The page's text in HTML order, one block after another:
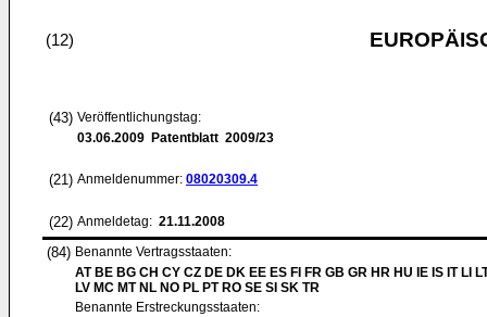
(12)
(43) Veröffentlichungstag:
03.06.2009 Patentblatt 2009/23
(21) Anmeldenummer: 08020309.4
(22) Anmeldetag: 21.11.2008
(84) Benannte Vertragsstaaten:
AT BE BG CH CY CZ DE DK EE ES FI FR GB GR HR HU IE IS IT LI
LV MC MT NL NO PL PT RO SE SI SK TR
Benannte Erstreckungsstaaten: